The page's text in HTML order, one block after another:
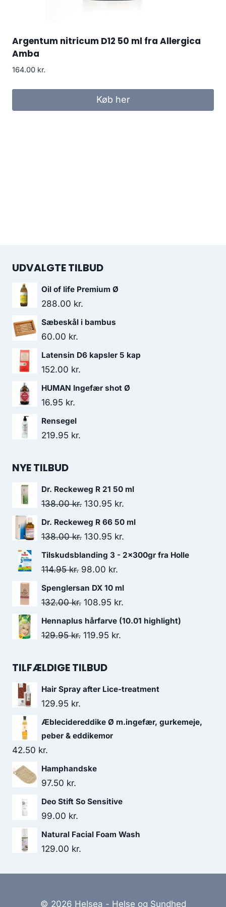
Argentum nitricum D12 50 ml fra Allergica
Amba
164.00 kr.
Køb her
UDVALGTE TILBUD
Oil of life Premium Ø
288.00 kr.
Sæbeskål i bambus
60.00 kr.
Latensin D6 kapsler 5 kap
152.00 kr.
HUMAN Ingefær shot Ø
16.95 kr.
Rensegel
219.95 kr.
NYE TILBUD
Dr. Reckeweg R 21 50 ml
138.00kr. Den
oprindelige
pris
138.00 kr..
130.95 kr.
aktuelle
Dr. Reckeweg R 66 50 ml
138.00kr. Den
oprindelige
pris
138.00 kr..
130.95 kr.
aktuelle
Tilskudsblanding 3 - 2x300gr fra Holle
114.95kr. Den
oprindelige
pris
var:
114.95 kr..
98.00 kr.
aktuelle
pris
er:
Spenglersan DX 10 ml
132.00kr. Den
oprindelige
pris
132.00 kr..
108.95 kr.
aktuelle
Hennaplus hårfarve (10.01 highlight)
129.95kr. Den
pris
129.95 kr..
119.95 kr.
119.95 kr..
TILFÆLDIGE TILBUD
Hair Spray after Lice-treatment
129.95 kr.
Æblecidereddike Ø m.ingefær, gurkemeje,
peber & eddikemor
42.50 kr.
Hamphandske
97.50 kr.
Deo Stift So Sensitive
99.00 kr.
Natural Facial Foam Wash
129.00 kr.
© 2026 Helsea - Helse og Sundhed